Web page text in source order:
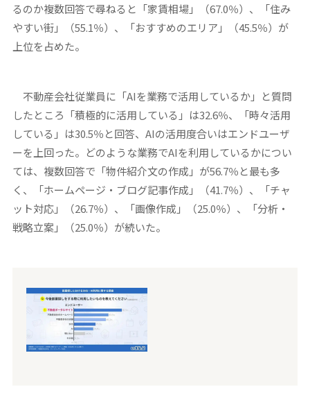
るのか複数回答で尋ねると「家賃相場」（67.0％）、「住み
やすい街」（55.1％）、「おすすめのエリア」（45.5％）が
上位を占めた。
不動産会社従業員に「AIを業務で活用しているか」と質問
したところ「積極的に活用している」は32.6％、「時々活用
している」は30.5％と回答、AIの活用度合いはエンドユーザ
ーを上回った。どのような業務でAIを利用しているかについ
ては、複数回答で「物件紹介文の作成」が56.7％と最も多
く、「ホームページ・ブログ記事作成」（41.7％）、「チャ
ット対応」（26.7％）、「画像作成」（25.0％）、「分析・
戦略立案」（25.0％）が続いた。